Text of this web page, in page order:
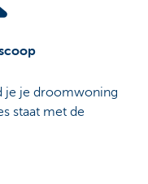
je je droomwoning
staat met de